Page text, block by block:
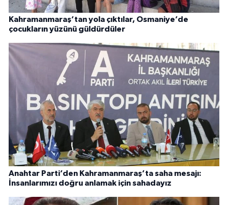
Kahramanmaraş’tan yola çıktılar, Osmaniye’de
çocukların yüzünü güldürdüler
Anahtar Parti’den Kahramanmaraş’ta saha mesajı:
İnsanlarımızı doğru anlamak için sahadayız